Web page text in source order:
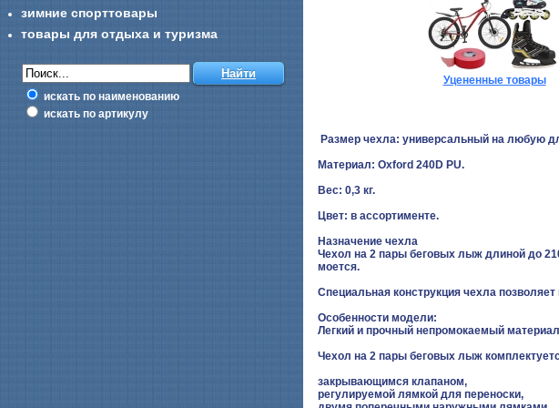
зимние спорттовары
товары для отдыха и туризма
искать по наименованию
искать по артикулу
Уцененные товары
Размер чехла: универсальный на любую
Материал: Oxford 240D PU.
Вес: 0,3 кг.
Цвет: в ассортименте.
Назначение чехла
Чехол на 2 пары беговых лыж длиной до
моется.
Специальная конструкция чехла
Особенности модели:
Легкий и прочный непромокаемый
Чехол на 2 пары беговых лыж
закрывающимся клапаном,
регулируемой лямкой для переноски,